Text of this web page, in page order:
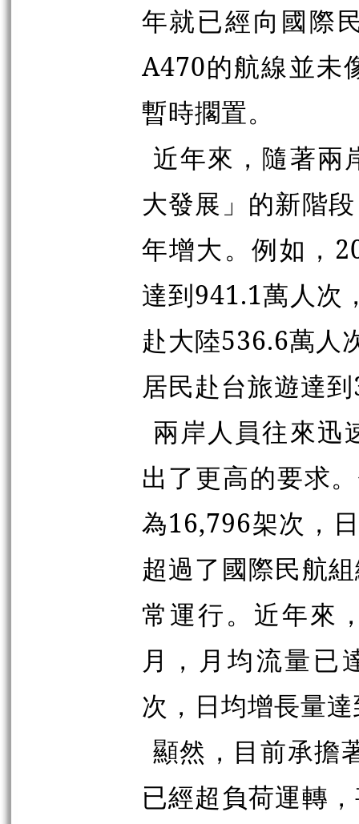
年就已經向國際
A470的航線並未
暫時擱置。
近年來，隨著兩
大發展」的新階
年增大。例如，
達到941.1萬人次
赴大陸536.6萬人
居民赴台旅遊達
兩岸人員往來迅
出了更高的要求
為16,796架次，
超過了國際民航
常運行。近年來
月，月均流量已
次，日均增長量
顯然，目前承擔
已經超負荷運轉